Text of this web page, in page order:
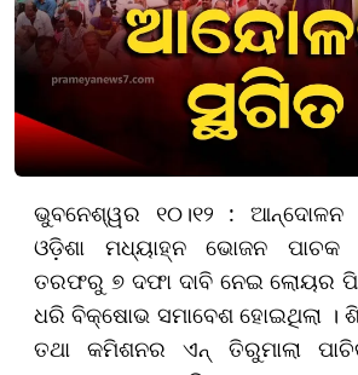
ଭୁବନେଶ୍ୱର ୧୦।୧୨ :
ଓଡ଼ିଶା ମଧ୍ୟାହ୍ନ ଭୋଜନ ପାଚକ
ତରଫରୁ ୭ ଦଫା ଦାବି ନେଇ ଲୋୟର
ଧରି ବିକ୍ଷୋଭ ସମାବେଶ ହୋଇଥିଲା ।
ତଥା କମିଶନର ଏନ୍‌ ତିରୁମାଲା